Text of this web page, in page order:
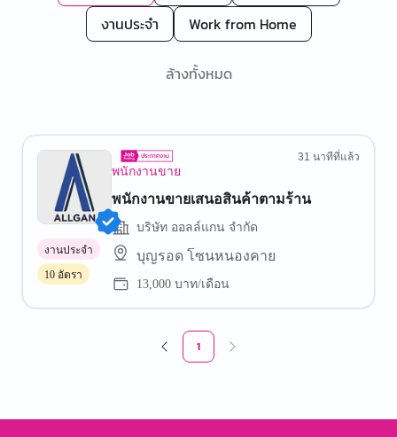
งานประจำ
Work from Home
ล้างทั้งหมด
พนักงานขาย
31 นาทีที่แล้ว
พนักงานขายเสนอสินค้าตามร้าน
บริษัท ออลล์แกน จำกัด
บุญรอด โซนหนองคาย
13,000 บาท/เดือน
งานประจำ
10 อัตรา
1